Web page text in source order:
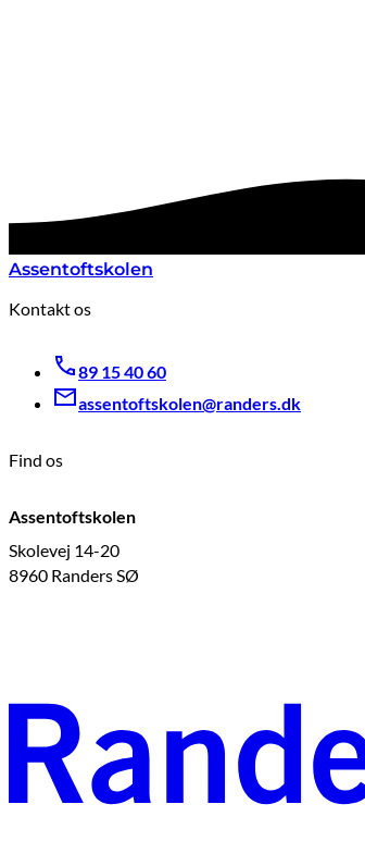
Assentoftskolen
Kontakt os
89 15 40 60
assentoftskolen@randers.dk
Find os
Assentoftskolen
Skolevej 14-20
8960 Randers SØ